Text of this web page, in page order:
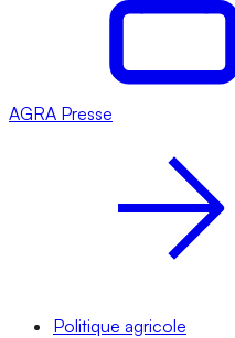
AGRA Presse
Politique agricole